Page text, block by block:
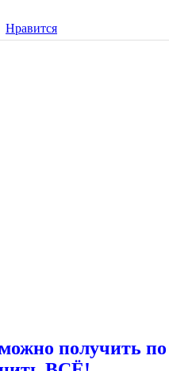
Нравится
получить по